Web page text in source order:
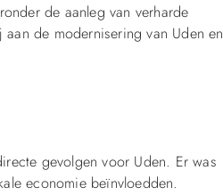
de aanleg van verharde
de modernisering van Uden en
gevolgen voor Uden. Er was
economie beïnvloedden.